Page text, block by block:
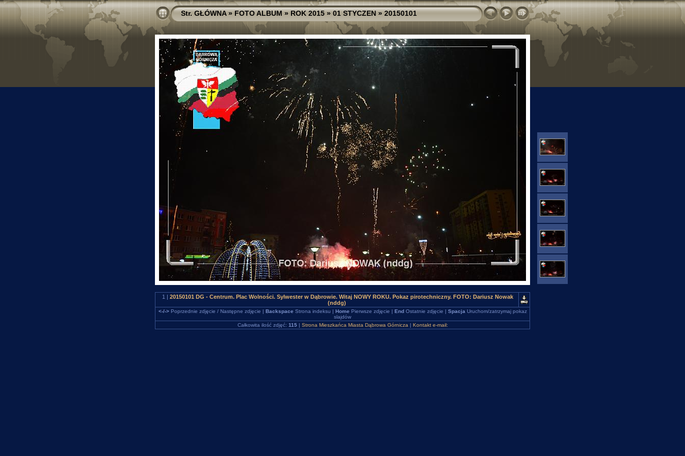
Str. GŁÓWNA»FOTO ALBUM»ROK 2015»01 STYCZEN»20150101
1 | 20150101 DG - Centrum. Plac Wolności. Sylwester w Dąbrowie. Witaj NOWY ROKU. Pokaz pirotechniczny. FOTO: Dariusz Nowak
(nddg)
<-/->Poprzednie zdjęcie / Następne zdjęcie | Backspace Strona indeksu | Home Pierwsze zdjęcie | EndOstatnie zdjęcie | Spacja Uruchom/zatrzymaj pokaz
slajdów
Całkowita ilość zdjęć: 115| Strona Mieszkańca Miasta Dąbrowa Górnicza | Kontakt e-mail: